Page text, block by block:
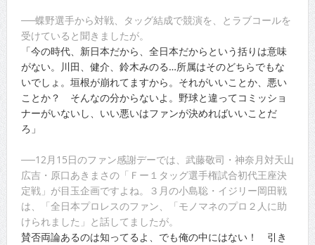
──蝶野選手から対戦、タッグ結成で競演を、とラブコールを
受けていると聞きましたが。
「今の時代、新日本だから、全日本だからという括りは意味
がない。川田、健介、鈴木みのる…所属はそのどちらでもな
いでしょ。垣根が崩れてますから。それがいいことか、悪い
ことか？ そんなの分からないよ。野球と違ってコミッショ
ナーがいないし、いい悪いはファンが決めればいいことだ
ろ」
──12月15日のファン感謝デーでは、武藤敬司・神奈月対天山
広吉・原口あきまさの「Ｆー１タッグ選手権試合初代王座決
定戦」が目玉企画ですよね。３月の小島聡・イジリー岡田戦
は、「全日本プロレスのファン、「モノマネのプロ２人に助
けられました」と話してましたが。
賛否両論あるのは知ってるよ、でも俺の中にはない！ 引き